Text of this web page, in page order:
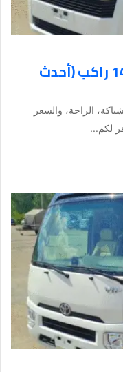
متاح الآن: تويوتا هاي اس 14 راكب (أحدث
الراحة، والسعر
لكم...